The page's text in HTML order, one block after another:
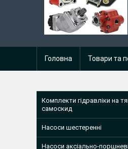
Головна Товари та
Комплекти гідравліки на
самоскид
Насоси шестеренні
Насоси аксіально-